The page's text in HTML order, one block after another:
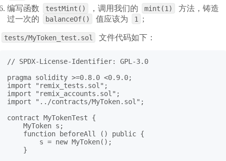
编写函数
testMint() ，调用我们的 mint(1)
方法，铸造
过一次的
balanceOf() 值应该为 1 ;
tests/MyToken_test.sol 文件代码如下：
// SPDX-License-Identifier: GPL-3.0
pragma solidity >=0.8.0 <0.9.0;
import "remix_tests.sol";
import "remix_accounts.sol";
import "../contracts/MyToken.sol";
contract MyTokenTest {
    MyToken s;
    function beforeAll () public {
        s = new MyToken();
    }